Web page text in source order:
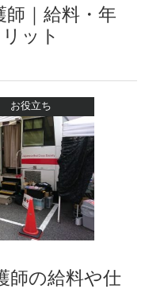
師｜給料・年
ット
お役立ち
師の給料や仕